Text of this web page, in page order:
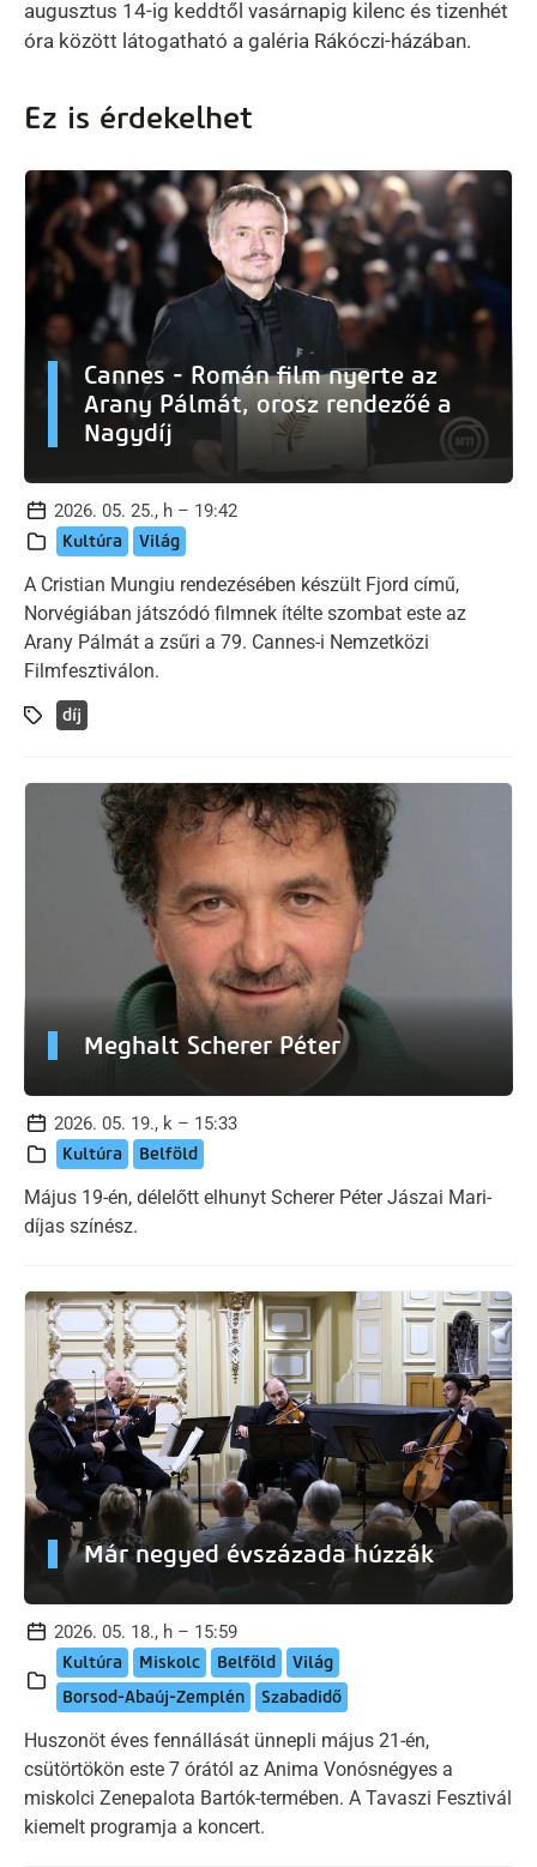
augusztus 14-ig keddtől vasárnapig kilenc és tizenhét
óra között látogatható a galéria Rákóczi-házában.
Ez is érdekelhet
Cannes - Román film nyerte az
Arany Pálmát, orosz rendezőé a
Nagydíj
2026. 05. 25., h – 19:42
Kultúra Világ
A Cristian Mungiu rendezésében készült Fjord című,
Norvégiában játszódó filmnek ítélte szombat este az
Arany Pálmát a zsűri a 79. Cannes-i Nemzetközi
Filmfesztiválon.
díj
Meghalt Scherer Péter
2026. 05. 19., k – 15:33
Kultúra Belföld
Május 19-én, délelőtt elhunyt Scherer Péter Jászai Mari-
díjas színész.
Már negyed évszázada húzzák
2026. 05. 18., h – 15:59
Kultúra Miskolc Belföld
Világ
Borsod-Abaúj-Zemplén
Szabadidő
Huszonöt éves fennállását ünnepli május 21-én,
csütörtökön este 7 órától az Anima Vonósnégyes a
miskolci Zenepalota Bartók-termében. A Tavaszi Fesztivál
kiemelt programja a koncert.